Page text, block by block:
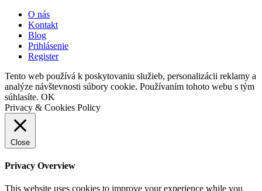
O nás
Kontakt
Blog
Prihlásenie
Register
Tento web používá k poskytovaniu služieb, personalizácii reklamy a
analýze návštevnosti súbory cookie. Používaním tohoto webu s tým
súhlasíte. OK
Privacy & Cookies Policy
Close
Privacy Overview
This website uses cookies to improve your experience while you